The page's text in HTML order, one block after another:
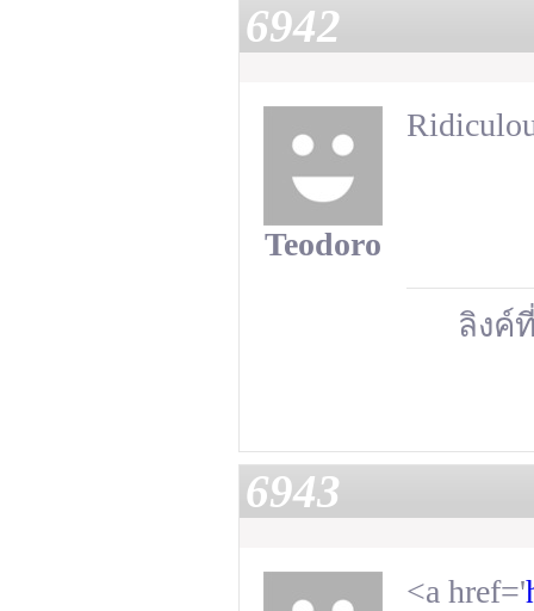
6942
Teodoro
ลิงค์
6943
<a href='